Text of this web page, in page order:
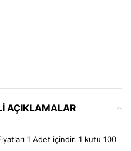
AÇIKLAMALAR
1 Adet içindir. 1 kutu 100